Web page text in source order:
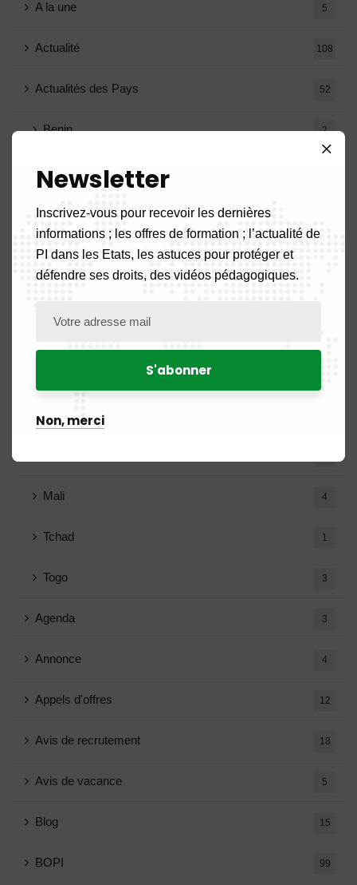
A la une 5
Actualité 108
Actualités des Pays 52
Benin 2
Burkina Faso
Cameroun
Congo
Guinée Bissau
Mali 4
Tchad 1
Togo 3
Agenda 3
Annonce 4
Appels d'offres 12
Avis de recrutement 18
Avis de vacance 5
Blog 15
BOPI 99
Newsletter
Inscrivez-vous pour recevoir les dernières
informations ; les offres de formation ; l’actualité de
PI dans les Etats, les astuces pour protéger et
défendre ses droits, des vidéos pédagogiques.
Non, merci